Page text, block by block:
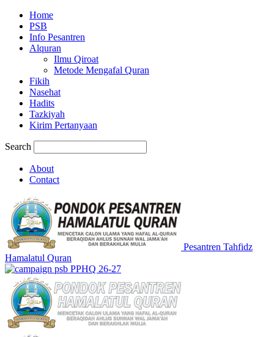
Home
PSB
Info Pesantren
Alquran
Ilmu Qiroat
Metode Mengafal Quran
Fikih
Nasehat
Hadits
Tazkiyah
Kirim Pertanyaan
Search
About
Contact
Pesantren Tahfidz
Hamalatul Quran